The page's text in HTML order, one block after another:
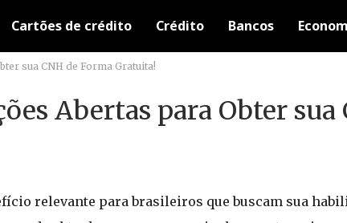
Cartões de crédito Crédito Bancos
sua CNH de Forma Gratuita!
Abertas para Obter sua
relevante para brasileiros que buscam sua